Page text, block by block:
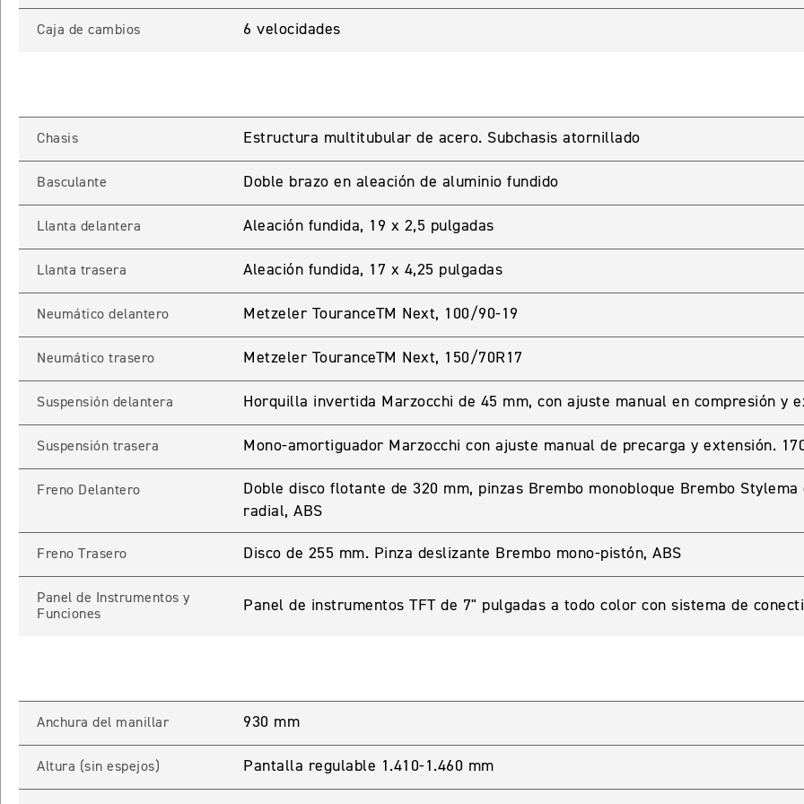
Caja de cambios 6 velocidades
Chasis Estructura multitubular de acero. Subchasis atornillado
Basculante Doble brazo en aleación de aluminio fundido
Llanta delantera Aleación fundida, 19 x 2,5 pulgadas
Llanta trasera Aleación fundida, 17 x 4,25 pulgadas
Neumático delantero Metzeler TouranceTM Next, 100/90-19
Neumático trasero Metzeler TouranceTM Next, 150/70R17
Suspensión delantera Horquilla invertida Marzocchi de 45 mm, con ajuste manual en compresión y
Suspensión trasera Mono-amortiguador Marzocchi con ajuste manual de precarga y extensión.
Freno Delantero
Doble disco flotante de 320 mm, pinzas Brembo monobloque Brembo
radial, ABS
Freno Trasero Disco de 255 mm. Pinza deslizante Brembo mono-pistón, ABS
Panel de Instrumentos y
Funciones
Panel de instrumentos TFT de 7" pulgadas a todo color con sistema de
Anchura del manillar 930 mm
Altura (sin espejos) Pantalla regulable 1.410-1.460 mm
INGRESO CLIENTES
Ingresa tu rut y password para acceder. Si aun no tienes una cuenta creada
registrarte.
INICIAR NUEVA CUENTA
Recuperar contraseña